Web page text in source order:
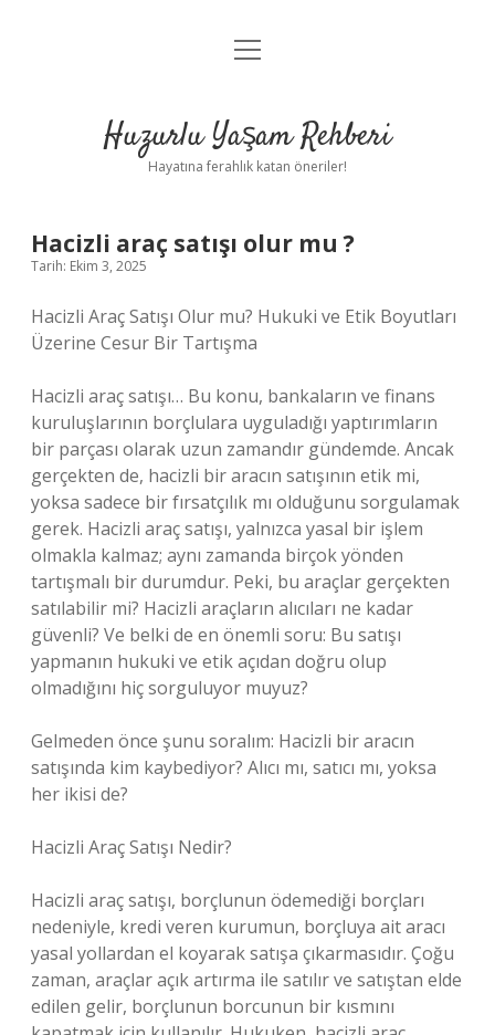
Anasayfa
Yasal Uyarı
menüyü
Huzurlu Yaşam Rehberi
Hayatına ferahlık katan öneriler!
Hacizli araç satışı olur mu ?
Tarih: Ekim 3, 2025
Hacizli Araç Satışı Olur mu? Hukuki ve Etik Boyutları
Üzerine Cesur Bir Tartışma
Hacizli araç satışı… Bu konu, bankaların ve finans
kuruluşlarının borçlulara uyguladığı yaptırımların
bir parçası olarak uzun zamandır gündemde. Ancak
gerçekten de, hacizli bir aracın satışının etik mi,
yoksa sadece bir fırsatçılık mı olduğunu sorgulamak
gerek. Hacizli araç satışı, yalnızca yasal bir işlem
olmakla kalmaz; aynı zamanda birçok yönden
tartışmalı bir durumdur. Peki, bu araçlar gerçekten
satılabilir mi? Hacizli araçların alıcıları ne kadar
güvenli? Ve belki de en önemli soru: Bu satışı
yapmanın hukuki ve etik açıdan doğru olup
olmadığını hiç sorguluyor muyuz?
Gelmeden önce şunu soralım: Hacizli bir aracın
satışında kim kaybediyor? Alıcı mı, satıcı mı, yoksa
her ikisi de?
Hacizli Araç Satışı Nedir?
Hacizli araç satışı, borçlunun ödemediği borçları
nedeniyle, kredi veren kurumun, borçluya ait aracı
yasal yollardan el koyarak satışa çıkarmasıdır. Çoğu
zaman, araçlar açık artırma ile satılır ve satıştan elde
edilen gelir, borçlunun borcunun bir kısmını